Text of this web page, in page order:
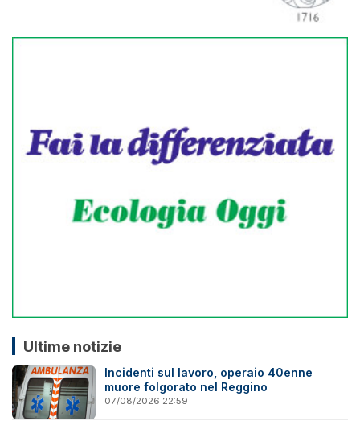
Ultime notizie
Incidenti sul lavoro, operaio 40enne
muore folgorato nel Reggino
07/08/2026 22:59